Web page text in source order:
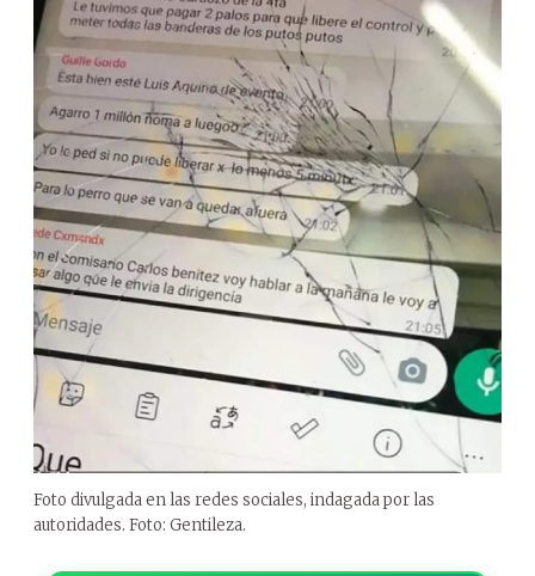
Foto divulgada en las redes sociales, indagada por las
autoridades. Foto: Gentileza.